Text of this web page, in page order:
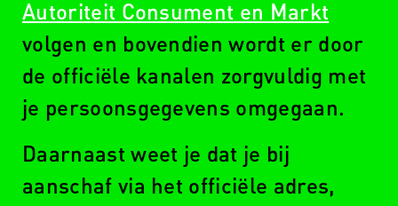
OP!
Autoriteit Consument en Markt
volgen en bovendien wordt er door
de officiële kanalen zorgvuldig met
je persoonsgegevens omgegaan.
Daarnaast weet je dat je bij
aanschaf via het officiële adres,